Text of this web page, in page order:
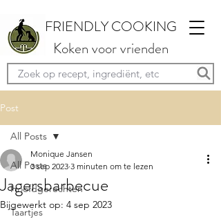
FRIENDLY COOKING
Koken voor vrienden
Post
All Posts
Hoofdgerechten
Taartjes
All Posts
Jagersbarbecue
Monique Jansen
3 sep 2023 3 minuten om te lezen
Bijgewerkt op: 4 sep 2023